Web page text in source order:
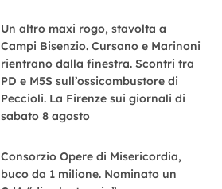
Un altro maxi rogo, stavolta a
Campi Bisenzio. Cursano e Marinoni
rientrano dalla finestra. Scontri tra
PD e M5S sull’ossicombustore di
Peccioli. La Firenze sui giornali di
sabato 8 agosto
Consorzio Opere di Misericordia,
buco da 1 milione. Nominato un